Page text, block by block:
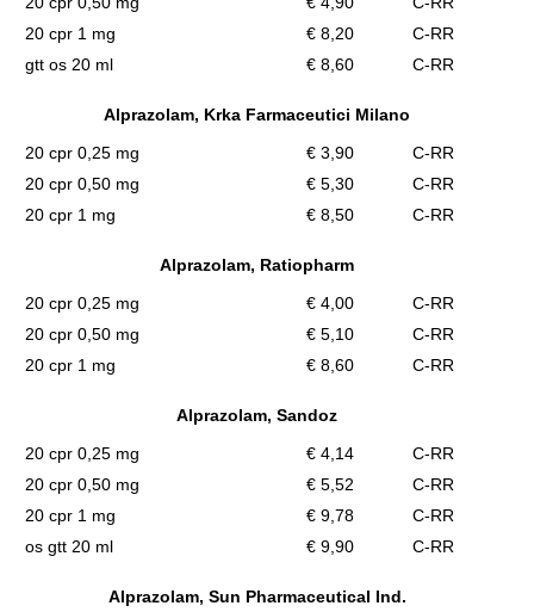
20 cpr 1 mg
€ 8,20
C-RR
gtt os 20 ml
€ 8,60 C-RR
Alprazolam, Krka Farmaceutici Milano
20 cpr 0,25 mg
€ 3,90
C-RR
20 cpr 0,50 mg
€ 5,30
C-RR
20 cpr 1 mg
€ 8,50 C-RR
Alprazolam, Ratiopharm
20 cpr 0,25 mg
€ 4,00
C-RR
20 cpr 0,50 mg
€ 5,10
C-RR
20 cpr 1 mg
€ 8,60 C-RR
Alprazolam, Sandoz
20 cpr 0,25 mg
€ 4,14
C-RR
20 cpr 0,50 mg
€ 5,52
C-RR
20 cpr 1 mg
€ 9,78
C-RR
os gtt 20 ml
€ 9,90 C-RR
Alprazolam, Sun Pharmaceutical Ind.